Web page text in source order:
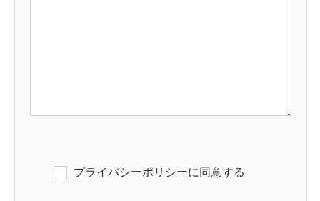
プライバシーポリシーに同意する